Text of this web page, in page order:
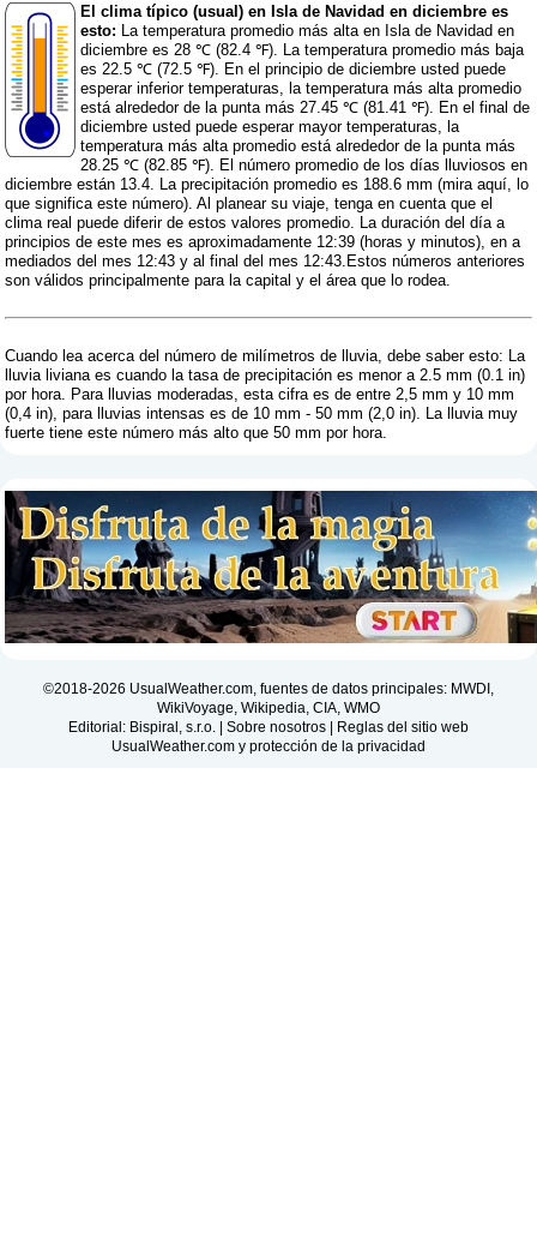
El clima típico (usual) en Isla de Navidad en diciembre es
esto: La temperatura promedio más alta en Isla de Navidad en
diciembre es 28 ℃ (82.4 ℉). La temperatura promedio más baja
es 22.5 ℃ (72.5 ℉). En el principio de diciembre usted puede
esperar inferior temperaturas, la temperatura más alta promedio
está alrededor de la punta más 27.45 ℃ (81.41 ℉). En el final de
diciembre usted puede esperar mayor temperaturas, la
temperatura más alta promedio está alrededor de la punta más
28.25 ℃ (82.85 ℉). El número promedio de los días lluviosos en
diciembre están 13.4. La precipitación promedio es 188.6 mm (mira aquí, lo
que significa este número). Al planear su viaje, tenga en cuenta que el
clima real puede diferir de estos valores promedio. La duración del día a
principios de este mes es aproximadamente 12:39 (horas y minutos), en a
mediados del mes 12:43 y al final del mes 12:43.Estos números anteriores
son válidos principalmente para la capital y el área que lo rodea.
Cuando lea acerca del número de milímetros de lluvia, debe saber esto: La
lluvia liviana es cuando la tasa de precipitación es menor a 2.5 mm (0.1 in)
por hora. Para lluvias moderadas, esta cifra es de entre 2,5 mm y 10 mm
(0,4 in), para lluvias intensas es de 10 mm - 50 mm (2,0 in). La lluvia muy
fuerte tiene este número más alto que 50 mm por hora.
©2018-2026 UsualWeather.com, fuentes de datos principales: MWDI,
WikiVoyage, Wikipedia, CIA, WMO
Editorial: Bispiral, s.r.o. | Sobre nosotros | Reglas del sitio web
UsualWeather.com y protección de la privacidad